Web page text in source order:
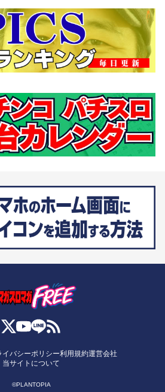
イバシーポリシー利用規約運営会社
当サイトについて
©PLANTOPIA